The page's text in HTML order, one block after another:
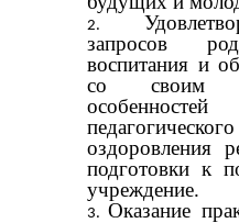
запросов
воспитания и
со своим
оздоровления
подготовки к
учреждение.
Оказание